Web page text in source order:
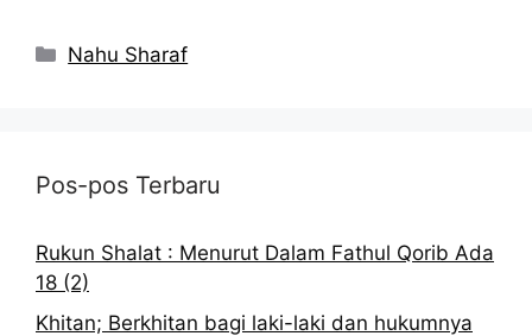
Kategori
Nahu Sharaf
Pos-pos Terbaru
Rukun Shalat : Menurut Dalam Fathul Qorib Ada
18 (2)
Khitan; Berkhitan bagi laki-laki dan hukumnya